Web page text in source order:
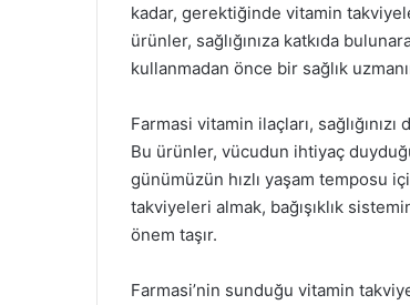
kadar, gerektiğinde vitamin
ürünler, sağlığınıza katkıda
kullanmadan önce bir sağlık
Farmasi vitamin ilaçları,
Bu ürünler, vücudun ihtiyaç
günümüzün hızlı yaşam temposu
takviyeleri almak, bağışıklık
önem taşır.
Farmasi’nin sunduğu vitamin